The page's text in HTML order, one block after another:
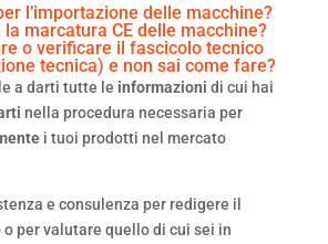
l’importazione delle macchine?
marcatura CE delle macchine?
o verificare il fascicolo tecnico
tecnica) e non sai come fare?
a darti tutte le informazioni di cui hai
nella procedura necessaria per
i tuoi prodotti nel mercato
e consulenza per redigere il
per valutare quello di cui sei in